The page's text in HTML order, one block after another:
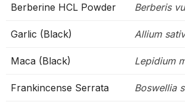
Berberine HCL Powder Berberis
Garlic (Black) Allium
Maca (Black) Lepidium
Frankincense Serrata Boswellia